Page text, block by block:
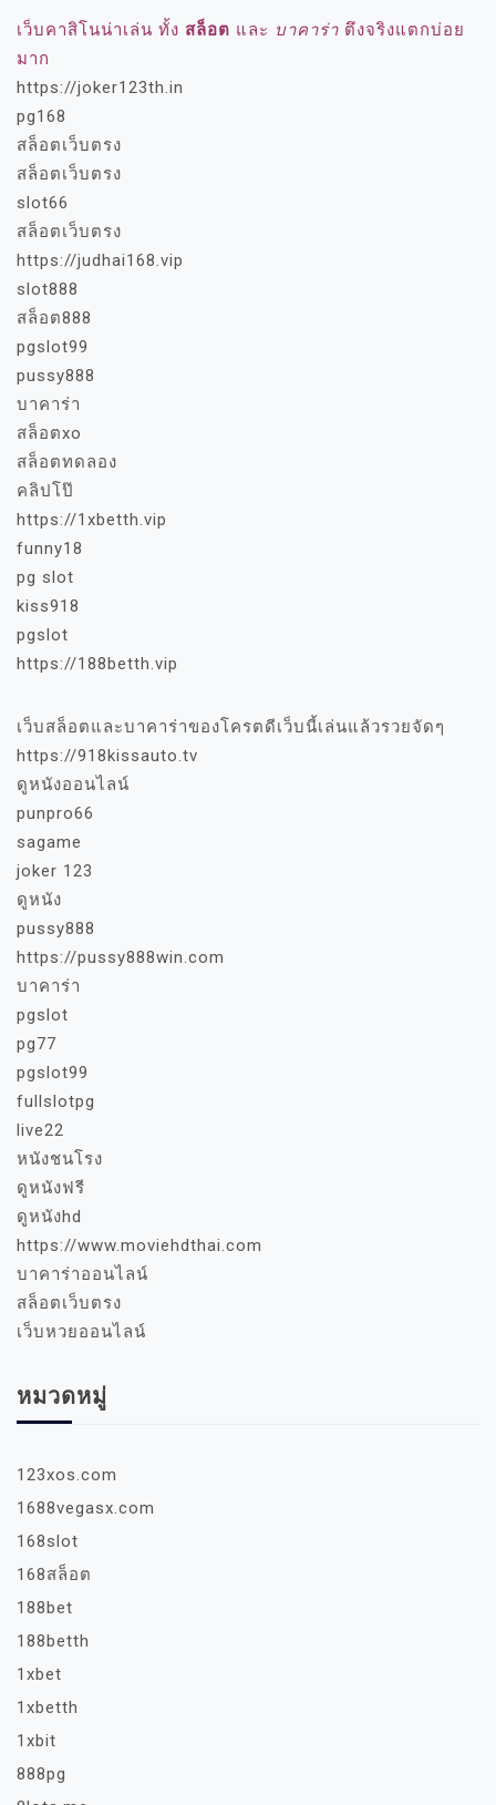
เว็บคาสิโนน่าเล่น ทั้ง สล็อต และ บาคาร่า ตึงจริงแตกบ่อย
มาก
https://joker123th.in
pg168
สล็อตเว็บตรง
สล็อตเว็บตรง
slot66
สล็อตเว็บตรง
https://judhai168.vip
slot888
สล็อต888
pgslot99
pussy888
บาคาร่า
สล็อตxo
สล็อตทดลอง
คลิปโป๊
https://1xbetth.vip
funny18
pg slot
kiss918
pgslot
https://188betth.vip
เว็บสล็อตและบาคาร่าของโครตดีเว็บนี้เล่นแล้วรวยจัดๆ
https://918kissauto.tv
ดูหนังออนไลน์
punpro66
sagame
joker 123
ดูหนัง
pussy888
https://pussy888win.com
บาคาร่า
pgslot
pg77
pgslot99
fullslotpg
live22
หนังชนโรง
ดูหนังฟรี
ดูหนังhd
https://www.moviehdthai.com
บาคาร่าออนไลน์
สล็อตเว็บตรง
เว็บหวยออนไลน์
หมวดหมู่
123xos.com
1688vegasx.com
168slot
168สล็อต
188bet
188betth
1xbet
1xbetth
1xbit
888pg